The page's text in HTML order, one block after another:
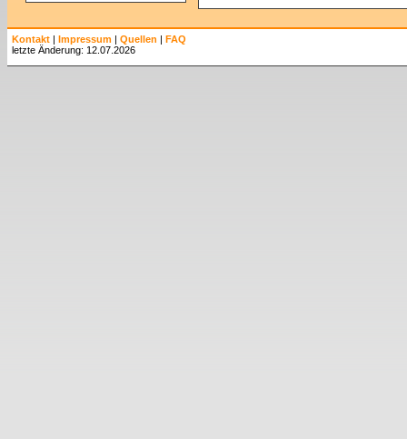
Kontakt | Impressum | Quellen | FAQ
letzte Änderung: 12.07.2026